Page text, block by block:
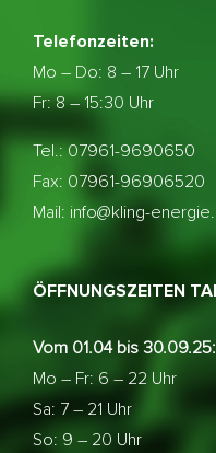
Telefonzeiten:
Mo – Do: 8 – 17 Uhr
Fr: 8 – 15:30 Uhr
Tel.: 07961-9690650
Fax: 07961-96906520
Mail: info@kling-
ÖFFNUNGSZEITEN
Vom 01.04 bis 30.09.25:
Mo – Fr: 6 – 22 Uhr
Sa: 7 – 21 Uhr
So: 9 – 20 Uhr